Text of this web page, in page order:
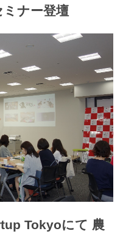
ナー登壇
Tokyoにて 農